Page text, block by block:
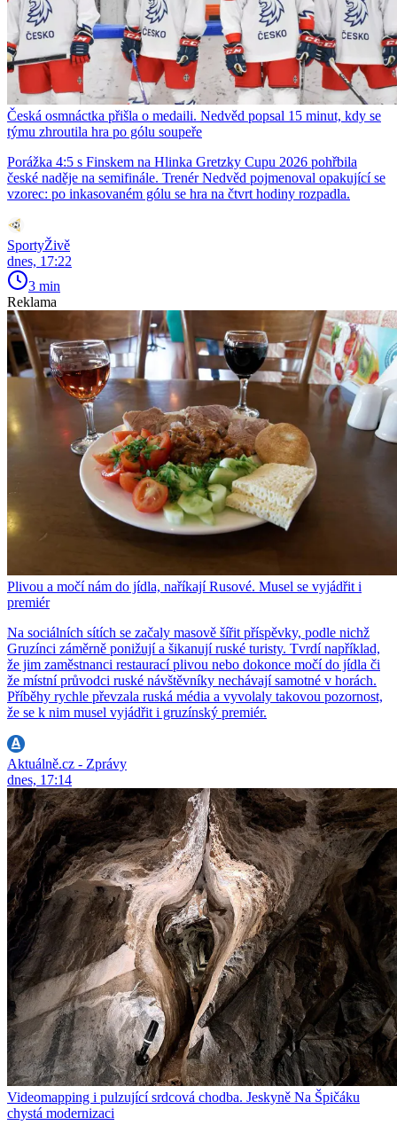
Česká osmnáctka přišla o medaili. Nedvěd popsal 15 minut, kdy se
týmu zhroutila hra po gólu soupeře
Porážka 4:5 s Finskem na Hlinka Gretzky Cupu 2026 pohřbila
české naděje na semifinále. Trenér Nedvěd pojmenoval opakující se
vzorec: po inkasovaném gólu se hra na čtvrt hodiny rozpadla.
SportyŽivě
dnes, 17:22
3 min
Reklama
Plivou a močí nám do jídla, naříkají Rusové. Musel se vyjádřit i
premiér
Na sociálních sítích se začaly masově šířit příspěvky, podle nichž
Gruzínci záměrně ponižují a šikanují ruské turisty. Tvrdí například,
že jim zaměstnanci restaurací plivou nebo dokonce močí do jídla či
že místní průvodci ruské návštěvníky nechávají samotné v horách.
Příběhy rychle převzala ruská média a vyvolaly takovou pozornost,
že se k nim musel vyjádřit i gruzínský premiér.
Aktuálně.cz - Zprávy
dnes, 17:14
Videomapping i pulzující srdcová chodba. Jeskyně Na Špičáku
chystá modernizaci